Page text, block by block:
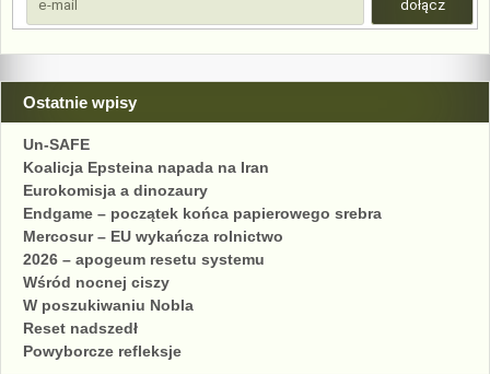
Ostatnie wpisy
Un-SAFE
Koalicja Epsteina napada na Iran
Eurokomisja a dinozaury
Endgame – początek końca papierowego srebra
Mercosur – EU wykańcza rolnictwo
2026 – apogeum resetu systemu
Wśród nocnej ciszy
W poszukiwaniu Nobla
Reset nadszedł
Powyborcze refleksje